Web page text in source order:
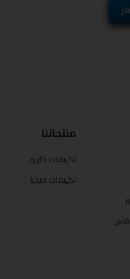
منتجاتنا
تكييفات كاريير
تكييفات ميديا